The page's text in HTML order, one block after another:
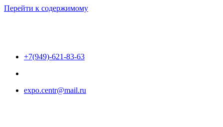
Перейти к содержимому
+7(949)-621-83-63
expo.centr@mail.ru